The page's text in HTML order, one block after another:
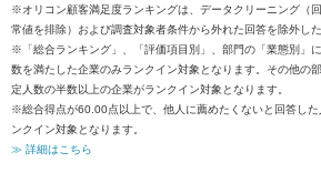
※オリコン顧客満足度ランキングは、データクリーニング（
常値を排除）および調査対象者条件から外れた回答を除外し
※「総合ランキング」、「評価項目別」、部門の「業態別」
数を満たした企業のみランクイン対象となります。その他の
定人数の半数以上の企業がランクイン対象となります。
※総合得点が60.00点以上で、他人に薦めたくないと回答し
ンクイン対象となります。
≫ 詳細はこちら